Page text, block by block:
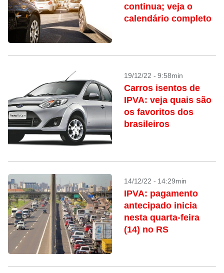
continua; veja o
calendário completo
19/12/22 - 9:58min
Carros isentos de
IPVA: veja quais são
os favoritos dos
brasileiros
14/12/22 - 14:29min
IPVA: pagamento
antecipado inicia
nesta quarta-feira
(14) no RS